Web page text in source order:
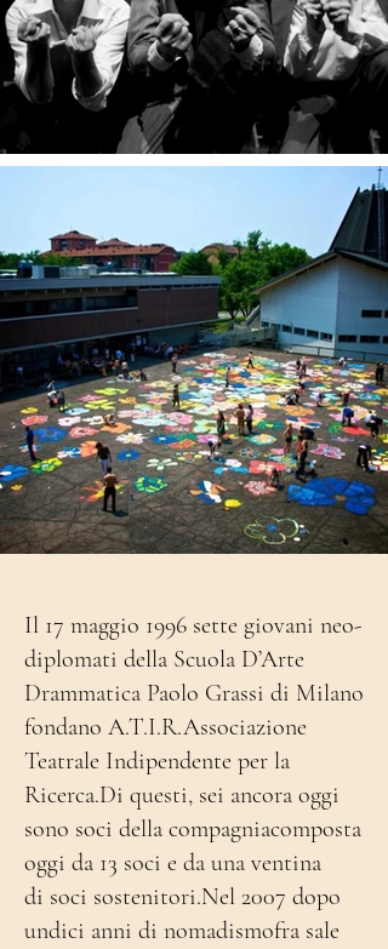
Il 17 maggio 1996 sette giovani neo-
diplomati della Scuola D’Arte
Drammatica Paolo Grassi di Milano
fondano A.T.I.R.Associazione
Teatrale Indipendente per la
Ricerca.Di questi, sei ancora oggi
sono soci della compagniacomposta
oggi da 13 soci e da una ventina
di soci sostenitori.Nel 2007 dopo
undici anni di nomadismofra sale